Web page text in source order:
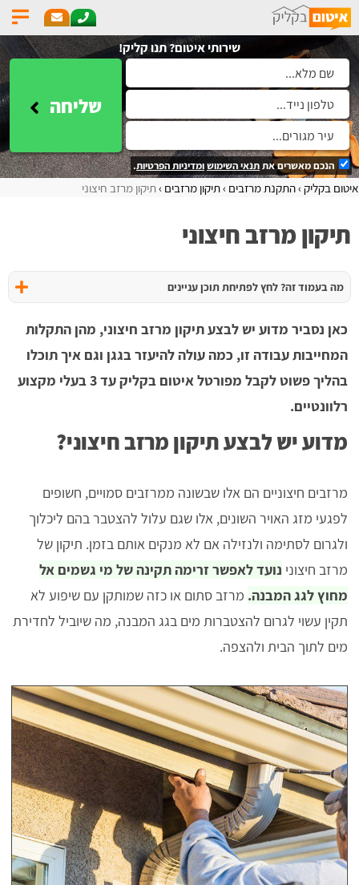
שירותי איטום? תנו קליק!
שליחה
הנכם מאשרים אתתנאי השימושומדיניות הפרטיות.
איטום בקליק התקנת מרזבים תיקון מרזבים תיקון מרזב חיצוני
תיקון מרזב חיצוני
מה בעמוד זה? לחץ לפתיחת תוכן עניינים
כאן נסביר מדוע יש לבצע תיקון מרזב חיצוני, מהן התקלות
המחייבות עבודה זו, כמה עולה להיעזר בגגן וגם איך תוכלו
בהליך פשוט לקבל מפורטל איטום בקליק עד 3 בעלי מקצוע
רלוונטיים.
מדוע יש לבצע תיקון מרזב חיצוני?
מרזבים חיצוניים הם אלו שבשונה ממרזבים סמויים, חשופים
לפגעי מזג האויר השונים, אלו שגם עלול להצטבר בהם ליכלוך
ולגרום לסתימה ולנזילה אם לא מנקים אותם בזמן. תיקון של
מרזב חיצוני נועד לאפשר זרימה תקינה של מי גשמים אל
מחוץ לגג המבנה. מרזב סתום או כזה שמותקן עם שיפוע לא
תקין עשוי לגרום להצטברות מים בגג המבנה, מה שיוביל לחדירת
מים לתוך הבית ולהצפה.